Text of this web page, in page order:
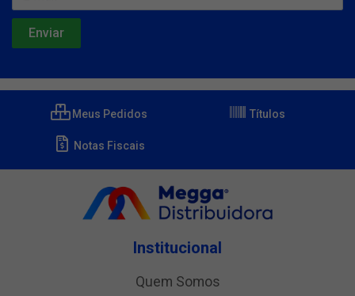
Meus Pedidos Títulos
Notas Fiscais
Institucional
Quem Somos